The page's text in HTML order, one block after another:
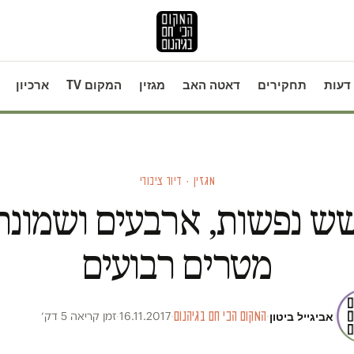
דעות תחקירים דאטה האב מגזין המקום TV ארכיון
מגזין · דיור ציבורי
נפשות, ארבעים
מטרים רבועים
אביגייל ביטון·המקום הכי חם בגיהנום·
16.11.2017
·זמן קריאה 5 דק׳